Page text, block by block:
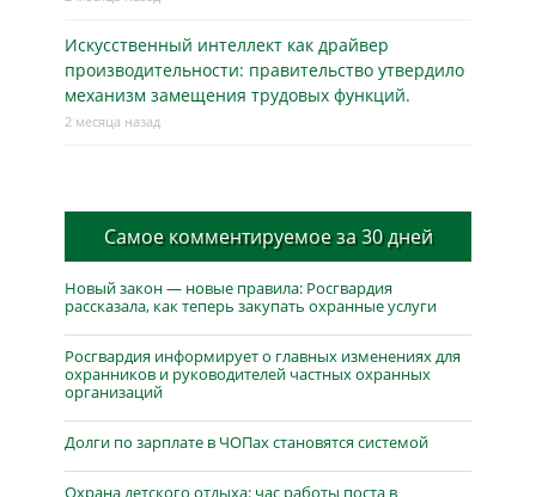
Искусственный интеллект как драйвер
производительности: правительство утвердило
механизм замещения трудовых функций.
2 месяца назад
Самое комментируемое за 30 дней
Новый закон — новые правила: Росгвардия
рассказала, как теперь закупать охранные услуги
Росгвардия информирует о главных изменениях для
охранников и руководителей частных охранных
организаций
Долги по зарплате в ЧОПах становятся системой
Охрана детского отдыха: час работы поста в